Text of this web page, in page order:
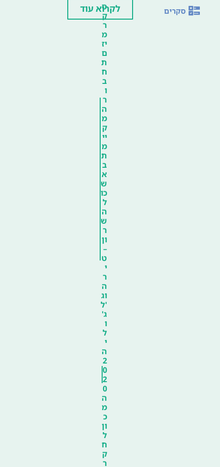
סקרים
ס
ק
ר
מ
יז
ם
ת
ח
ב
ו
ר
ה
מ
ק
יי
מ
ת
ב
א
ש
כו
ל
ה
ש
ר
ון
–
ט
י
ר
ה
וג
'ל
ג'
ו
ל
י
ה
2
0
2
0
ה
מ
כ
ון
ל
ח
ק
ר
לקרוא עוד